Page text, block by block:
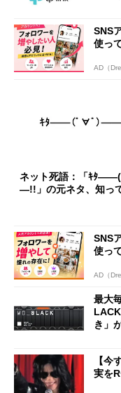
SNS
使っ
AD（
ネット死語：「ｷﾀ
―!!」の元ネタ、知っ
SNS
使っ
AD（
最大
き」
【今
実を